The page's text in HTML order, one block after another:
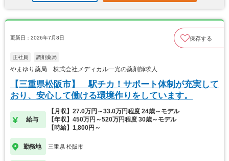
更新日：2026年7月8日 保存する
正社員 調剤薬局
やまゆり薬局 株式会社メディカル一光の薬剤師求人
【三重県松阪市】 駅チカ！サポート体制が充実して
おり、安心して働ける環境作りをしています。
給与
【月収】27.0万円～33.0万円程度 24歳～モデル
【年収】450万円～520万円程度 30歳～モデル
【時給】1,800円～
勤務地 三重県 松阪市